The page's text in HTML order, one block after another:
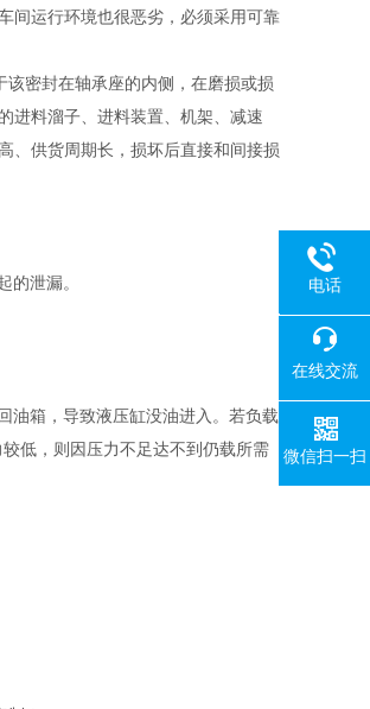
间运行环境也很恶劣，必须采用可靠
密封在轴承座的内侧，在磨损或损
进料溜子、进料装置、机架、减速
、供货周期长，损坏后直接和间接损
的泄漏。
油箱，导致液压缸没油进入。若负载
低，则因压力不足达不到仍载所需
电话
在线交流
微信扫一扫